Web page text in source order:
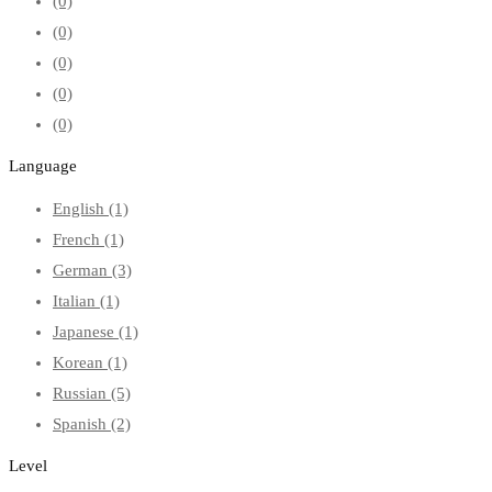
(0)
(0)
(0)
(0)
Language
English (1)
French (1)
German (3)
Italian (1)
Japanese (1)
Korean (1)
Russian (5)
Spanish (2)
Level